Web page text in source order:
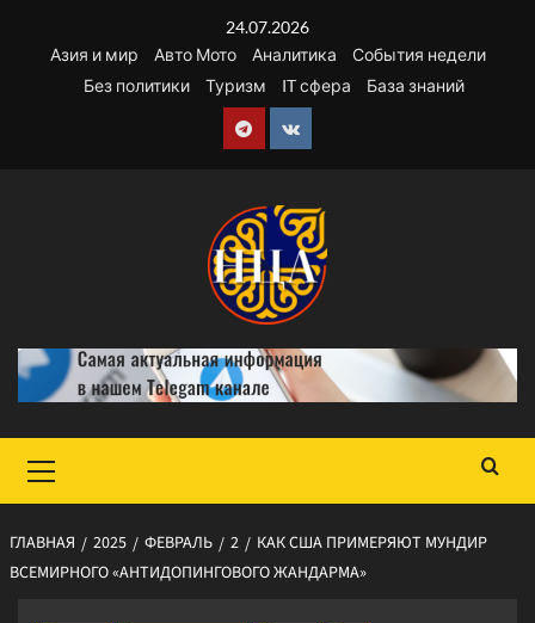
содержимому
24.07.2026
Азия и мир
Авто Мото Аналитика
События недели
Без политики
Туризм IT сфера База знаний
Telegram
VK
меню
ГЛАВНАЯ 2025 ФЕВРАЛЬ 2
КАК США ПРИМЕРЯЮТ МУНДИР
ВСЕМИРНОГО «АНТИДОПИНГОВОГО ЖАНДАРМА»